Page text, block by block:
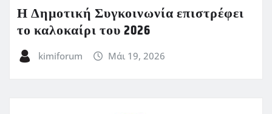
Η Δημοτική Συγκοινωνία επιστρέφει
το καλοκαίρι του 2026
kimiforum Μάι 19, 2026